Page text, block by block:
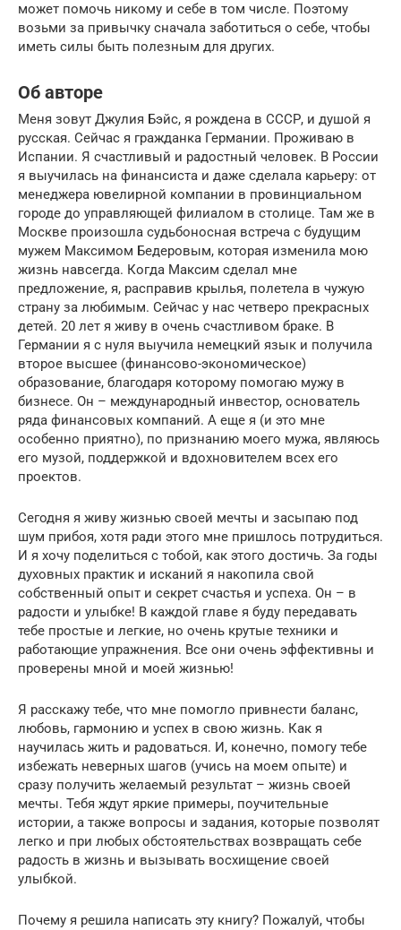
может помочь никому и себе в том числе. Поэтому
возьми за привычку сначала заботиться о себе, чтобы
иметь силы быть полезным для других.
Об авторе
Меня зовут Джулия Бэйс, я рождена в СССР, и душой я
русская. Сейчас я гражданка Германии. Проживаю в
Испании. Я счастливый и радостный человек. В России
я выучилась на финансиста и даже сделала карьеру: от
менеджера ювелирной компании в провинциальном
городе до управляющей филиалом в столице. Там же в
Москве произошла судьбоносная встреча с будущим
мужем Максимом Бедеровым, которая изменила мою
жизнь навсегда. Когда Максим сделал мне
предложение, я, расправив крылья, полетела в чужую
страну за любимым. Сейчас у нас четверо прекрасных
детей. 20 лет я живу в очень счастливом браке. В
Германии я с нуля выучила немецкий язык и получила
второе высшее (финансово-экономическое)
образование, благодаря которому помогаю мужу в
бизнесе. Он – международный инвестор, основатель
ряда финансовых компаний. А еще я (и это мне
особенно приятно), по признанию моего мужа, являюсь
его музой, поддержкой и вдохновителем всех его
проектов.
Сегодня я живу жизнью своей мечты и засыпаю под
шум прибоя, хотя ради этого мне пришлось потрудиться.
И я хочу поделиться с тобой, как этого достичь. За годы
духовных практик и исканий я накопила свой
собственный опыт и секрет счастья и успеха. Он – в
радости и улыбке! В каждой главе я буду передавать
тебе простые и легкие, но очень крутые техники и
работающие упражнения. Все они очень эффективны и
проверены мной и моей жизнью!
Я расскажу тебе, что мне помогло привнести баланс,
любовь, гармонию и успех в свою жизнь. Как я
научилась жить и радоваться. И, конечно, помогу тебе
избежать неверных шагов (учись на моем опыте) и
сразу получить желаемый результат – жизнь своей
мечты. Тебя ждут яркие примеры, поучительные
истории, а также вопросы и задания, которые позволят
легко и при любых обстоятельствах возвращать себе
радость в жизнь и вызывать восхищение своей
улыбкой.
Почему я решила написать эту книгу? Пожалуй, чтобы